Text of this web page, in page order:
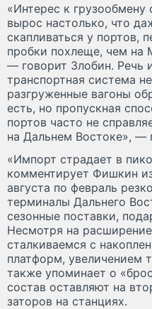
«Интерес к грузообмену
вырос настолько, что
скапливаться у портов,
пробки похлеще, чем на
— говорит Злобин. Речь
транспортная система
разгруженные вагоны
есть, но пропускная
портов часто не
на Дальнем Востоке», —
«Импорт страдает в
комментирует Фишкин
августа по февраль
терминалы Дальнего
сезонные поставки,
Несмотря на
сталкиваемся с
платформ, увеличением
также упоминает о
состав оставляют на
заторов на станциях.